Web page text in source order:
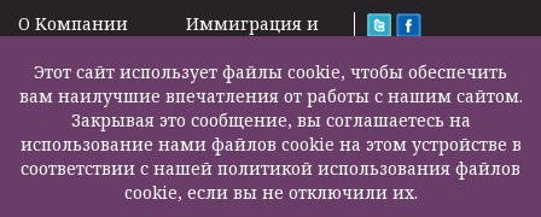
O Kомпании
Подписка на
новости
Задать вопрос
Карта сайта
Контакты
Иммиграция и
Налоги и пенсии
Бизнес услуги
Недвижимость
Образование
Страхование
жизни
2000 – 2026©
F200500002
Этот сайт использует файлы cookie, чтобы обеспечить
вам наилучшие впечатления от работы с нашим сайтом.
Закрывая это сообщение, вы соглашаетесь на
использование нами файлов cookie на этом устройстве в
соответствии с нашей политикой использования файлов
cookie, если вы не отключили их.